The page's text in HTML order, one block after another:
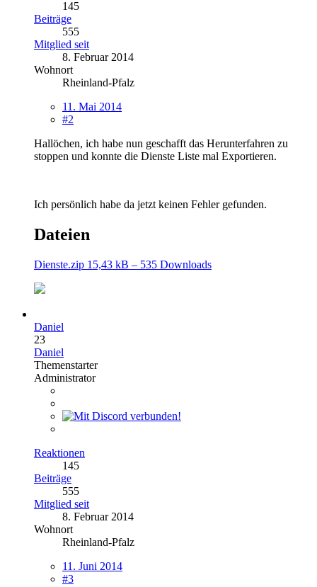
145
Beiträge
555
Mitglied seit
8. Februar 2014
Wohnort
Rheinland-Pfalz
11. Mai 2014
#2
Hallöchen, ich habe nun geschafft das Herunterfahren zu
stoppen und konnte die Dienste Liste mal Exportieren.
Ich persönlich habe da jetzt keinen Fehler gefunden.
Dateien
Dienste.zip 15,43 kB – 535 Downloads
Daniel
23
Daniel
Themenstarter
Administrator
Reaktionen
145
Beiträge
555
Mitglied seit
8. Februar 2014
Wohnort
Rheinland-Pfalz
11. Juni 2014
#3